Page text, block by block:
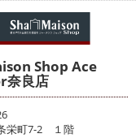
Shop Ace
奈良店
栄町7-2 １階